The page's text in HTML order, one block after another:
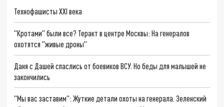
Технофашисты XXI века
"Кротами" были все? Теракт в центре Москвы: На генералов
охотятся "живые дроны"
Даня с Дашей спаслись от боевиков ВСУ. Но беды для малышей не
закончились
"Мы вас заставим": Жуткие детали охоты на генерала. Зеленский